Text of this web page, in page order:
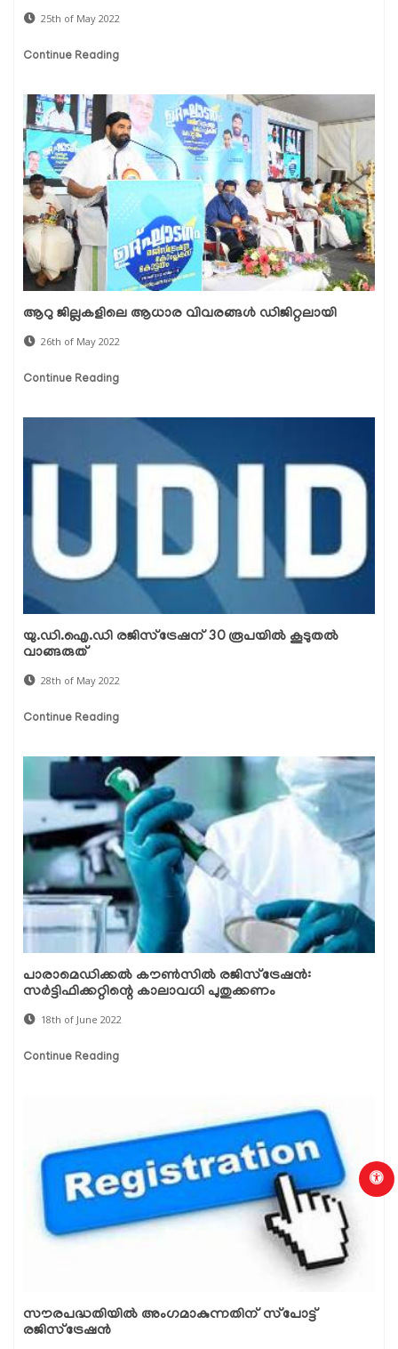
25th of May 2022
Continue Reading
ആറു ജില്ലകളിലെ ആധാര വിവരങ്ങൾ ഡിജിറ്റലായി
26th of May 2022
Continue Reading
യു.ഡി.ഐ.ഡി രജിസ്ട്രേഷന് 30 രൂപയിൽ കൂടുതൽ
വാങ്ങരുത്
28th of May 2022
Continue Reading
പാരാമെഡിക്കല്‍ കൗണ്‍സില്‍ രജിസ്ട്രേഷന്‍:
സര്‍ട്ടിഫിക്കറ്റിന്റെ കാലാവധി പുതുക്കണം
18th of June 2022
Continue Reading
സൗരപദ്ധതിയില്‍ അംഗമാകുന്നതിന് സ്‌പോട്ട്
രജിസ്‌ട്രേഷന്‍